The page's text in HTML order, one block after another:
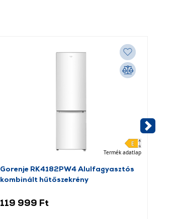
Termék adatlap
Gorenje RK4182PW4 Alulfagyasztós
kombinált hűtőszekrény
119 999 Ft